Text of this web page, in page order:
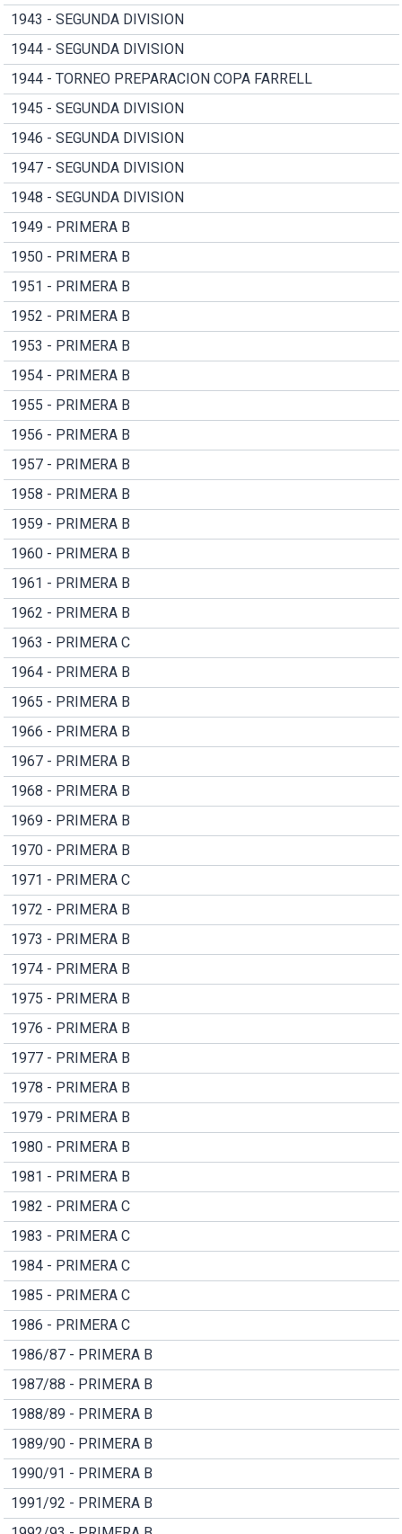
1943 - SEGUNDA DIVISION
1944 - SEGUNDA DIVISION
1944 - TORNEO PREPARACION COPA FARRELL
1945 - SEGUNDA DIVISION
1946 - SEGUNDA DIVISION
1947 - SEGUNDA DIVISION
1948 - SEGUNDA DIVISION
1949 - PRIMERA B
1950 - PRIMERA B
1951 - PRIMERA B
1952 - PRIMERA B
1953 - PRIMERA B
1954 - PRIMERA B
1955 - PRIMERA B
1956 - PRIMERA B
1957 - PRIMERA B
1958 - PRIMERA B
1959 - PRIMERA B
1960 - PRIMERA B
1961 - PRIMERA B
1962 - PRIMERA B
1963 - PRIMERA C
1964 - PRIMERA B
1965 - PRIMERA B
1966 - PRIMERA B
1967 - PRIMERA B
1968 - PRIMERA B
1969 - PRIMERA B
1970 - PRIMERA B
1971 - PRIMERA C
1972 - PRIMERA B
1973 - PRIMERA B
1974 - PRIMERA B
1975 - PRIMERA B
1976 - PRIMERA B
1977 - PRIMERA B
1978 - PRIMERA B
1979 - PRIMERA B
1980 - PRIMERA B
1981 - PRIMERA B
1982 - PRIMERA C
1983 - PRIMERA C
1984 - PRIMERA C
1985 - PRIMERA C
1986 - PRIMERA C
1986/87 - PRIMERA B
1987/88 - PRIMERA B
1988/89 - PRIMERA B
1989/90 - PRIMERA B
1990/91 - PRIMERA B
1991/92 - PRIMERA B